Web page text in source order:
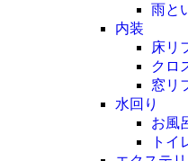
雨と
内装
床リ
クロ
窓リ
水回り
お風
トイ